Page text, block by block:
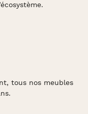
tous nos meubles